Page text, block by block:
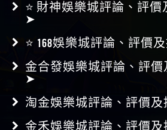
⭐ 財神娛樂城評論、評
➤
⭐ 168娛樂城評論、評價
金合發娛樂城評論、評
➤
淘金娛樂城評論、評價
金禾娛樂城評論、評價